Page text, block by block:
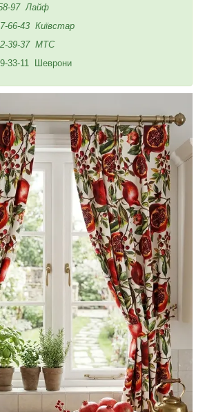
97 Лайф
66-43 Київстар
39-37 МТС
11 Шеврони